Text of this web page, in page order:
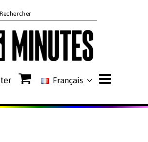
Rechercher
sur
le
Français